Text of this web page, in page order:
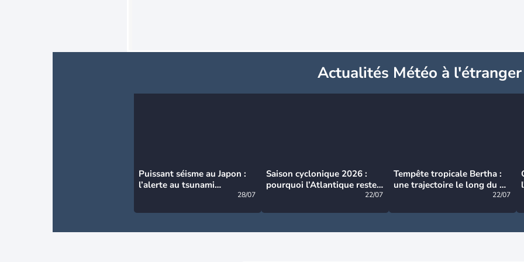
Actualités Météo à l'étranger
Puissant séisme au Japon :
l’alerte au tsunami
28/07
Saison cyclonique 2026 :
pourquoi l’Atlantique reste
22/07
Tempête tropicale Bertha :
une trajectoire le long du du
22/07